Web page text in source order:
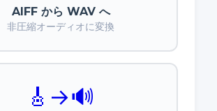
AIFF から WAV へ
非圧縮オーディオに変換
🎸 →🔊